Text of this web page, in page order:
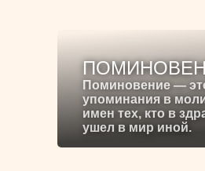
Поминовение —
упоминания в
имен тех, кто в
ушел в мир иной.